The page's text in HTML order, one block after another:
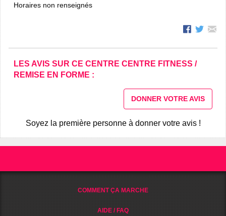
Horaires non renseignés
LES AVIS SUR CE CENTRE CENTRE FITNESS /
REMISE EN FORME :
DONNER VOTRE AVIS
Soyez la première personne à donner votre avis !
COMMENT ÇA MARCHE
AIDE / FAQ